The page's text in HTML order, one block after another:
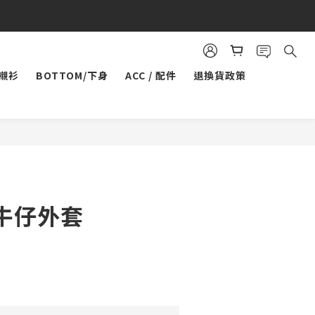
衫 BOTTOM/下身 ACC / 配件 退換貨政策
仔外套